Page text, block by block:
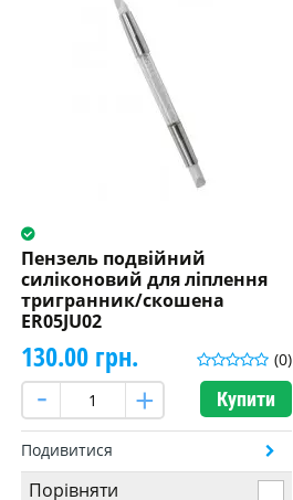
Пензель подвійний
силіконовий для ліплення
тригранник/скошена
ER05JU02
(0)
130.00 грн.
Купити
Подивитися
Порівняти